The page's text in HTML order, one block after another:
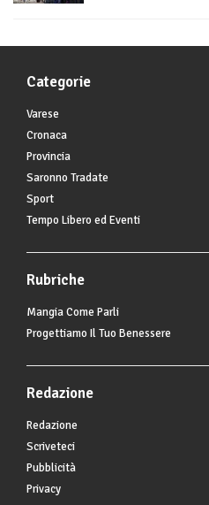
Categorie
Varese
Cronaca
Provincia
Saronno Tradate
Sport
Tempo Libero ed Eventi
Rubriche
Mangia Come Parli
Progettiamo Il Tuo Benessere
Redazione
Redazione
Scriveteci
Pubblicità
Privacy